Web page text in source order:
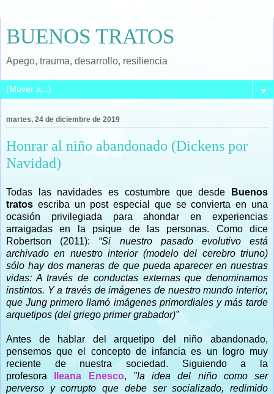
BUENOS TRATOS
Apego, trauma, desarrollo, resiliencia
▼
martes, 24 de diciembre de 2019
Honrar al niño abandonado (Dickens por
Navidad)
Todas las navidades es costumbre que desde
Buenos
tratos escriba un post especial que se convierta en una
ocasión privilegiada para ahondar en experiencias
arraigadas en la psique de las personas. Como dice
Robertson (2011): “Si nuestro pasado evolutivo está
archivado en nuestro interior (modelo del cerebro triuno)
sólo hay dos maneras de que pueda aparecer en nuestras
vidas: A través de conductas externas que denominamos
instintos. Y a través de imágenes de nuestro mundo interior,
que Jung primero llamó imágenes primordiales y más tarde
arquetipos (del griego primer grabador)”
Antes de hablar del arquetipo del niño abandonado,
pensemos que el concepto de infancia es un logro muy
reciente de nuestra sociedad. Siguiendo a la
profesora
Ileana Enesco, "la idea del niño como ser
perverso y corrupto que debe ser socializado, redimido